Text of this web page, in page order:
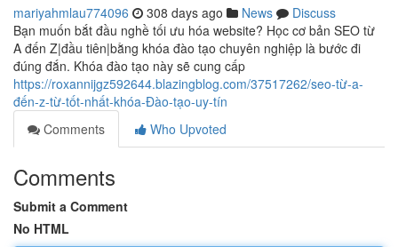
mariyahmlau774096 308 days ago News
Discuss
Bạn muốn bắt đầu nghề tối ưu hóa website? Học cơ bản SEO từ
A đến Z|đầu tiên|bằng khóa đào tạo chuyên nghiệp là bước đi
đúng đắn. Khóa đào tạo này sẽ cung cấp
https://roxannijgz592644.blazingblog.com/37517262/seo-từ-a-
đến-z-từ-tốt-nhất-khóa-Đào-tạo-uy-tín
Comments
Who Upvoted
Comments
Submit a Comment
No HTML